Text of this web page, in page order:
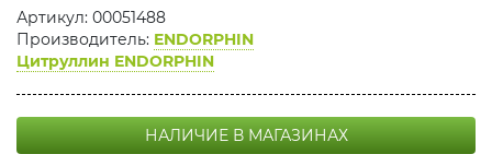
Артикул: 00051488
Производитель: ENDORPHIN
Цитруллин ENDORPHIN
НАЛИЧИЕ В МАГАЗИНАХ